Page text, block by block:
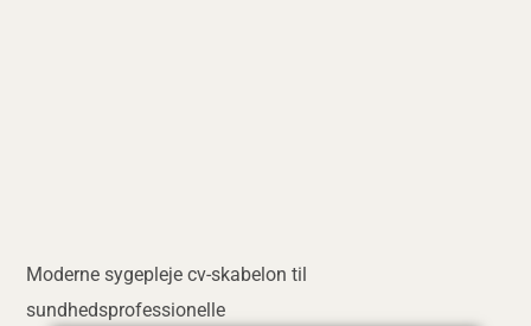
Moderne sygepleje cv-skabelon til
sundhedsprofessionelle